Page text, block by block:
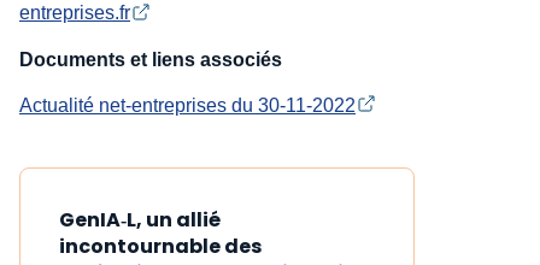
entreprises.fr
Documents et liens associés
Actualité net-entreprises du 30-11-2022
GenIA‑L, un allié
incontournable des